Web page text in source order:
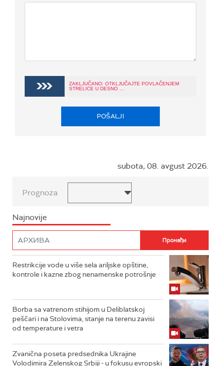
ZAKLJUČANO: OTKLJUČAJTE POVLAČENJEM
STRELICE U DESNO ...
POŠALJI
subota, 08. avgust 2026.
Prognoza
Najnovije
Restrikcije vode u više sela ariljske opštine,
kontrole i kazne zbog nenamenske potrošnje
Borba sa vatrenom stihijom u Deliblatskoj
peščari i na Stolovima, stanje na terenu zavisi
od temperature i vetra
Zvanična poseta predsednika Ukrajine
Volodimira Zelenskog Srbiji - u fokusu evropski